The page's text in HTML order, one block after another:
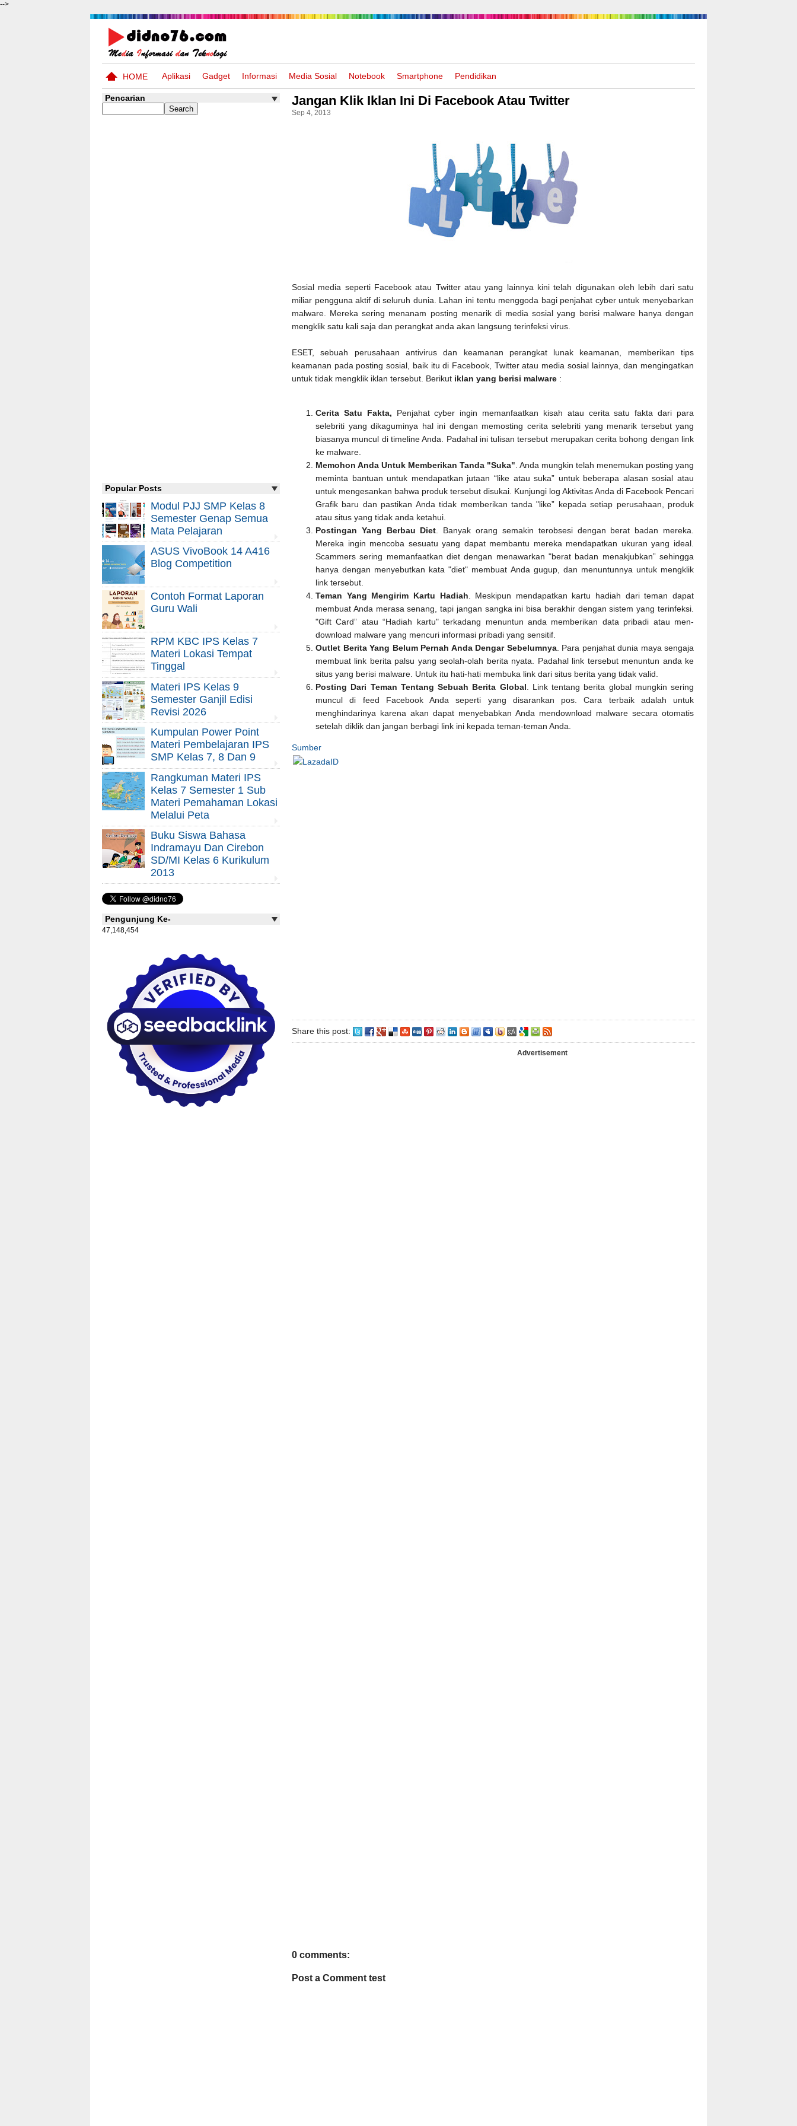
-->
HOME Aplikasi Gadget Informasi Media Sosial Notebook Smartphone Pendidikan
Jangan Klik Iklan Ini Di Facebook Atau Twitter
Sep 4, 2013
Sosial media seperti Facebook atau Twitter atau yang lainnya kini telah digunakan oleh lebih dari satu
miliar pengguna aktif di seluruh dunia. Lahan ini tentu menggoda bagi penjahat cyber untuk menyebarkan
malware. Mereka sering menanam posting menarik di media sosial yang berisi malware hanya dengan
mengklik satu kali saja dan perangkat anda akan langsung terinfeksi virus.
ESET, sebuah perusahaan antivirus dan keamanan perangkat lunak keamanan, memberikan tips
keamanan pada posting sosial, baik itu di Facebook, Twitter atau media sosial lainnya, dan mengingatkan
untuk tidak mengklik iklan tersebut. Berikut iklan yang berisi malware :
Cerita Satu Fakta, Penjahat cyber ingin memanfaatkan kisah atau cerita satu fakta dari para
selebriti yang dikaguminya hal ini dengan memosting cerita selebriti yang menarik tersebut yang
biasanya muncul di timeline Anda. Padahal ini tulisan tersebut merupakan cerita bohong dengan link
ke malware.
Memohon Anda Untuk Memberikan Tanda "Suka" . Anda mungkin telah menemukan posting yang
meminta bantuan untuk mendapatkan jutaan “like atau suka” untuk beberapa alasan sosial atau
untuk mengesankan bahwa produk tersebut disukai. Kunjungi log Aktivitas Anda di Facebook Pencari
Grafik baru dan pastikan Anda tidak memberikan tanda "like” kepada setiap perusahaan, produk
atau situs yang tidak anda ketahui.
Postingan Yang Berbau Diet . Banyak orang semakin terobsesi dengan berat badan mereka.
Mereka ingin mencoba sesuatu yang dapat membantu mereka mendapatkan ukuran yang ideal.
Scammers sering memanfaatkan diet dengan menawarkan "berat badan menakjubkan” sehingga
hanya dengan menyebutkan kata "diet" membuat Anda gugup, dan menuntunnya untuk mengklik
link tersebut.
Teman Yang Mengirim Kartu Hadiah . Meskipun mendapatkan kartu hadiah dari teman dapat
membuat Anda merasa senang, tapi jangan sangka ini bisa berakhir dengan sistem yang terinfeksi.
"Gift Card” atau “Hadiah kartu" terkadang menuntun anda memberikan data pribadi atau men-
download malware yang mencuri informasi pribadi yang sensitif.
Outlet Berita Yang Belum Pernah Anda Dengar Sebelumnya. Para penjahat dunia maya sengaja
membuat link berita palsu yang seolah-olah berita nyata. Padahal link tersebut menuntun anda ke
situs yang berisi malware. Untuk itu hati-hati membuka link dari situs berita yang tidak valid.
Posting Dari Teman Tentang Sebuah Berita Global . Link tentang berita global mungkin sering
muncul di feed Facebook Anda seperti yang disarankan pos. Cara terbaik adalah untuk
menghindarinya karena akan dapat menyebabkan Anda mendownload malware secara otomatis
setelah diklik dan jangan berbagi link ini kepada teman-teman Anda.
Sumber
Share this post:
Advertisement
0 comments:
Post a Comment test
Pencarian
Popular Posts
Modul PJJ SMP Kelas 8
Semester Genap Semua
Mata Pelajaran
ASUS VivoBook 14 A416
Blog Competition
Contoh Format Laporan
Guru Wali
RPM KBC IPS Kelas 7
Materi Lokasi Tempat
Tinggal
Materi IPS Kelas 9
Semester Ganjil Edisi
Revisi 2026
Kumpulan Power Point
Materi Pembelajaran IPS
SMP Kelas 7, 8 Dan 9
Rangkuman Materi IPS
Kelas 7 Semester 1 Sub
Materi Pemahaman Lokasi
Melalui Peta
Buku Siswa Bahasa
Indramayu Dan Cirebon
SD/MI Kelas 6 Kurikulum
2013
Pengunjung Ke-
47,148,454